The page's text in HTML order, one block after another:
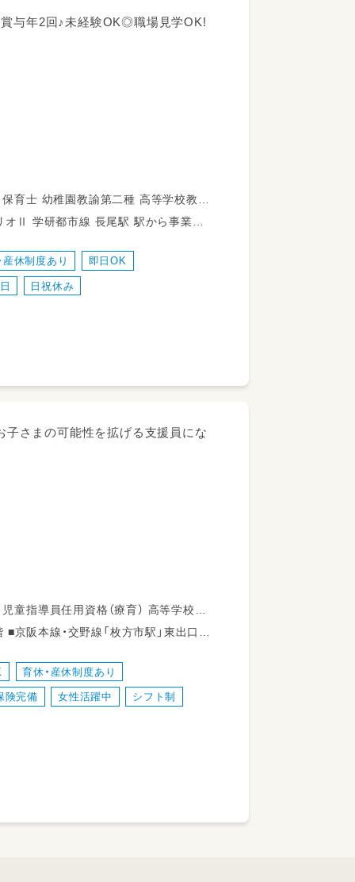
賞与年2回♪未経験OK◎職場見学OK!
♪
さいね◎
専修する学科を卒業した方
教諭普通免許
事業所
産休制度あり 即日OK
日祝休み
子さまの可能性を拡げる支援員にな
ってから教室に出勤することもありま
します。プリントやカードの他、おも
育休・産休制度あり
険完備 女性活躍中 シフト制